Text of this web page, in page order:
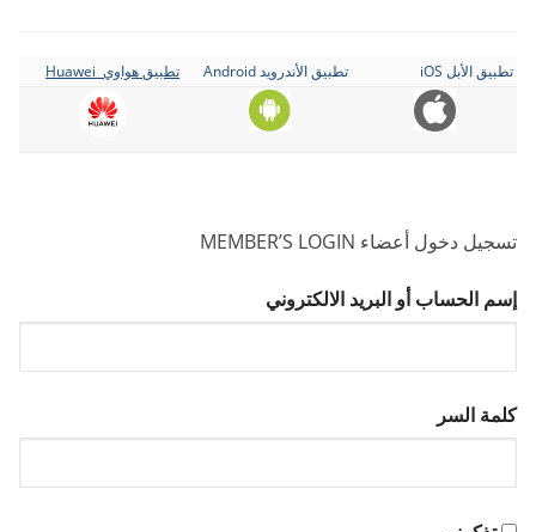
تطبيق الأبل iOS تطبيق الأندرويد Android تطبيق هواوي Huawei
تسجيل دخول أعضاء MEMBER’S LOGIN
إسم الحساب أو البريد الالكتروني
كلمة السر